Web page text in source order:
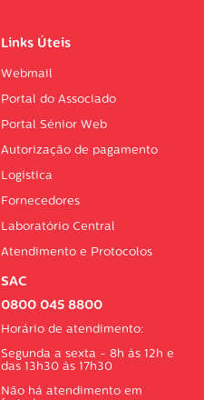
Links Úteis
Webmail
Portal do Associado
Portal Sénior Web
Autorização de pagamento
Logística
Fornecedores
Laboratório Central
Atendimento e Protocolos
SAC
0800 045 8800
Horário de atendimento:
Segunda a sexta - 8h às 12h e
das 13h30 às 17h30
Não há atendimento em